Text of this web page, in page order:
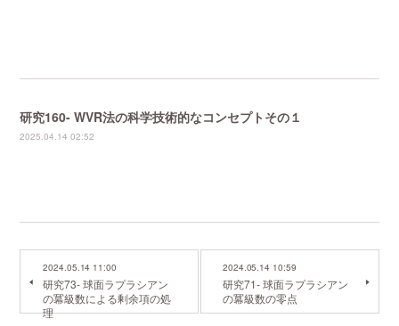
研究160- WVR法の科学技術的なコンセプトその１
2025.04.14 02:52
2024.05.14 11:00
研究73- 球面ラプラシアン
の冪級数による剰余項の処
理
2024.05.14 10:59
研究71- 球面ラプラシアン
の冪級数の零点